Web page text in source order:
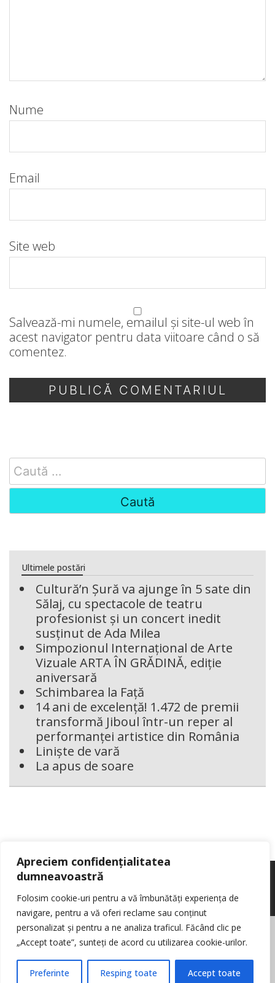
Apreciem confidențialitatea
dumneavoastră
Folosim cookie-uri pentru a vă îmbunătăți experiența de
navigare, pentru a vă oferi reclame sau conținut
personalizat și pentru a ne analiza traficul. Făcând clic pe
„Accept toate”, sunteți de acord cu utilizarea cookie-urilor.
Preferinte Resping toate Accept toate
Nume
Email
Site web
Salvează-mi numele, emailul și site-ul web în
acest navigator pentru data viitoare când o să
comentez.
Search
for:
Ultimele postări
Cultură’n Șură va ajunge în 5 sate din
Sălaj, cu spectacole de teatru
profesionist și un concert inedit
susținut de Ada Milea
Simpozionul Internațional de Arte
Vizuale ARTA ÎN GRĂDINĂ, ediție
aniversară
Schimbarea la Față
14 ani de excelență! 1.472 de premii
transformă Jiboul într-un reper al
performanței artistice din România
Liniște de vară
La apus de soare
© Reporter pur si simplu
Politica de cookie-
uri
Nota de informare cu privire la prelucrarea de date personale
Log in